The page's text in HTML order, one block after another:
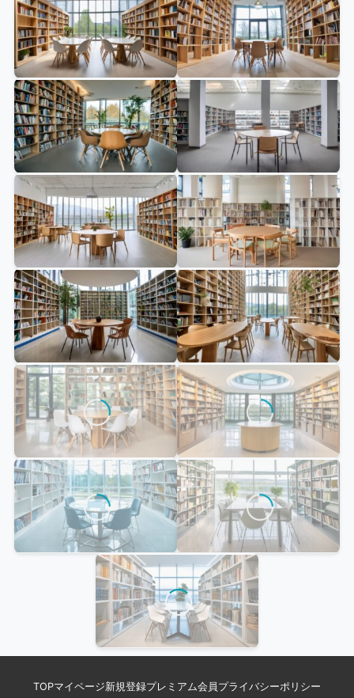
TOPマイページ新規登録プレミアム会員 プライバシーポリシー